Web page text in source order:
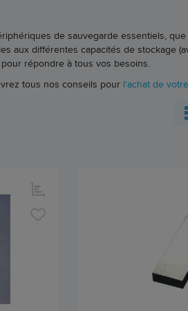
de sauvegarde essentiels,
aux différentes capacités de stockage
répondre à tous vos besoins.
tous nos conseils pour l'achat de